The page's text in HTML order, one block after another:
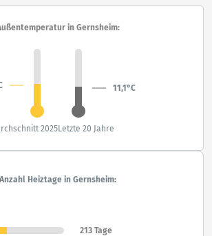
in Gernsheim:
11,1°C
2025Letzte 20 Jahre
Anzahl Heiztage in Gernsheim:
213 Tage